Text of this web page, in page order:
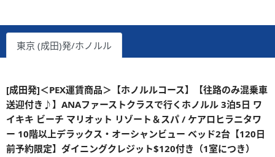
東京 (成田)発/ホノルル
[成田発]＜PEX運賃商品＞【ホノルルコース】【往路のみ混乗車
送迎付き♪】ANAファーストクラスで行くホノルル 3泊5日 ワ
イキキ ビーチ マリオット リゾート＆スパ / ケアロヒラニタワ
ー 10階以上デラックス・オーシャンビュー ベッド2台【120日
前予約限定】ダイニングクレジット$120付き（1室につき）